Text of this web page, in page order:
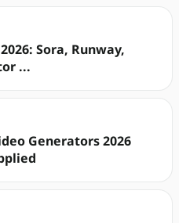
Sora, Runway,
...
Generators 2026